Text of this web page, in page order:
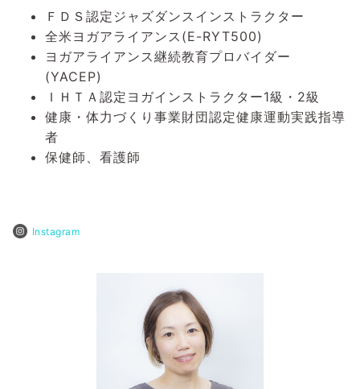
ＦＤＳ認定ジャズダンスインストラクター
全米ヨガアライアンス(E-RYT500)
ヨガアライアンス継続教育プロバイダー
(YACEP)
ＩＨＴＡ認定ヨガインストラクター1級・2級
健康・体力づくり事業財団認定健康運動実践指導
者
保健師、看護師
Instagram